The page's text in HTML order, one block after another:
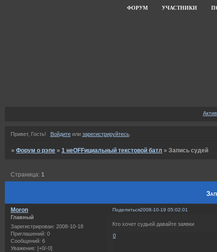
ФОРУМ УЧАСТНИКИ
Привет, Гость! Войдитеили зарегистрируйтесь.
»Форум о рэпе »1 неOFFициальный текстовой батл »Запись судей
Страница:1
Поделиться2008-10-19 05:02:01
Moron
Главный
Зарегистрирован: 2008-10-18
Приглашений: 0
Сообщений: 6
Уважение: [+0/-0]
Кто хочет судьей давайте заявки
0